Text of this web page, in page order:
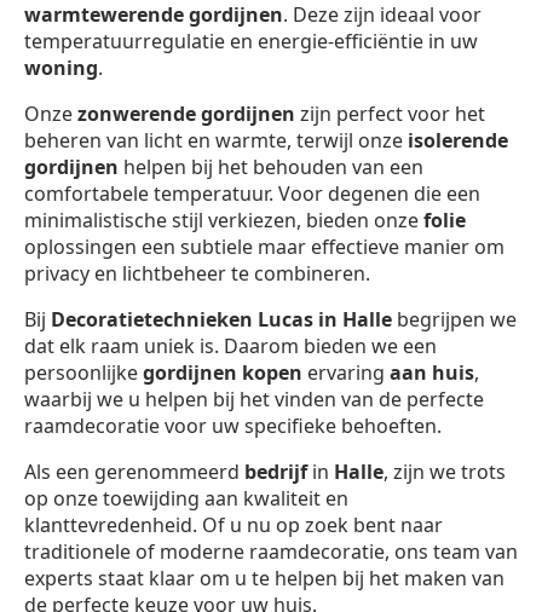
warmtewerende gordijnen. Deze zijn ideaal voor
temperatuurregulatie en energie-efficiëntie in uw
woning.
Onzezonwerende gordijnen zijn perfect voor het
beheren van licht en warmte, terwijl onze isolerende
gordijnen helpen bij het behouden van een
comfortabele temperatuur. Voor degenen die een
minimalistische stijl verkiezen, bieden onzefolie
oplossingen een subtiele maar effectieve manier om
privacy en lichtbeheer te combineren.
Bij Decoratietechnieken Lucas in Halle begrijpen we
dat elk raam uniek is. Daarom bieden we een
persoonlijkegordijnen kopen ervaring aan huis,
waarbij we u helpen bij het vinden van de perfecte
raamdecoratie voor uw specifieke behoeften.
Als een gerenommeerd bedrijfin Halle, zijn we trots
op onze toewijding aan kwaliteit en
klanttevredenheid. Of u nu op zoek bent naar
traditionele of moderne raamdecoratie, ons team van
experts staat klaar om u te helpen bij het maken van
de perfecte keuze voor uw huis.